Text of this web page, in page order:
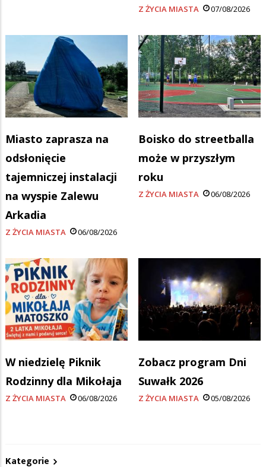
Z ŻYCIA MIASTA 07/08/2026
Miasto zaprasza na
odsłonięcie
tajemniczej instalacji
na wyspie Zalewu
Arkadia
Z ŻYCIA MIASTA 06/08/2026
Boisko do streetballa
może w przyszłym
roku
Z ŻYCIA MIASTA 06/08/2026
W niedzielę Piknik
Rodzinny dla Mikołaja
Z ŻYCIA MIASTA 06/08/2026
Zobacz program Dni
Suwałk 2026
Z ŻYCIA MIASTA 05/08/2026
Kategorie